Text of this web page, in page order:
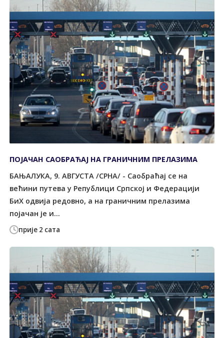
прије 2 сата
ПОЈАЧАН САОБРАЋАЈ НА ГРАНИЧНИМ ПРЕЛАЗИМА
БАЊАЛУКА, 9. АВГУСТА /СРНА/ - Саобраћај се на
већини путева у Републици Српској и Федерацији
БиХ одвија редовно, а на граничним прелазима
појачан је и...